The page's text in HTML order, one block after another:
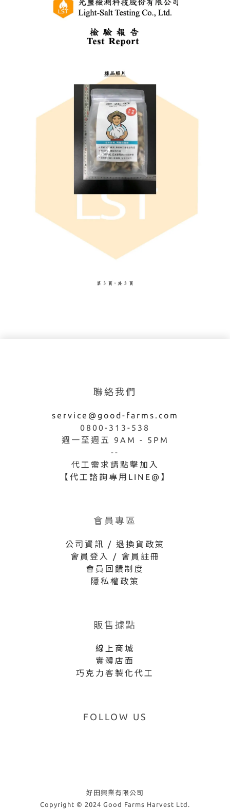
聯絡我們
service@good-farms.com
0800-313-538
週一至週五 9AM - 5PM
--
代工需求請點擊加入
【代工諮詢專用LINE@】
會員專區
公司資訊 / 退換貨政策
會員登入 / 會員註冊
會員回饋制度
隱私權政策
販售據點
線上商城
實體店面
巧克力客製化代工
FOLLOW US
好田興業有限公司
Copyright © 2024 Good Farms Harvest Ltd.